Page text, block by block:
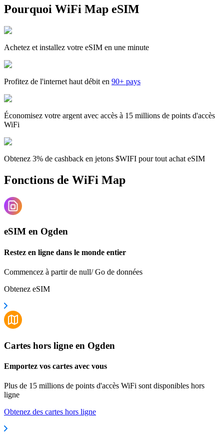
Pourquoi WiFi Map eSIM
Achetez et installez votre eSIM en une minute
Profitez de l'internet haut débit en 90+ pays
Économisez votre argent avec accès à 15 millions de points d'accès
WiFi
Obtenez 3% de cashback en jetons $WIFI pour tout achat eSIM
Fonctions de WiFi Map
eSIM en Ogden
Restez en ligne dans le monde entier
Commencez à partir de null/ Go de données
Obtenez eSIM
Cartes hors ligne en Ogden
Emportez vos cartes avec vous
Plus de 15 millions de points d'accès WiFi sont disponibles hors
ligne
Obtenez des cartes hors ligne